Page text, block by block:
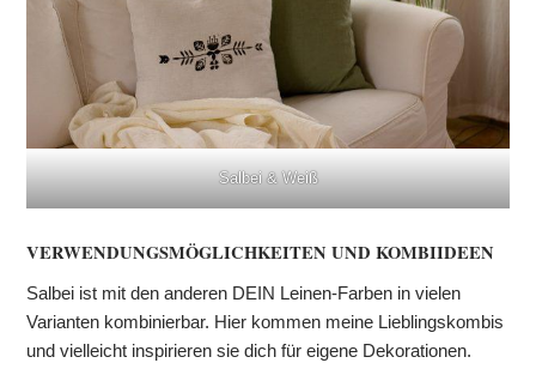
Salbei & Weiß
VERWENDUNGSMÖGLICHKEITEN UND KOMBIIDEEN
Salbei ist mit den anderen DEIN Leinen-Farben in vielen
Varianten kombinierbar. Hier kommen meine Lieblingskombis
und vielleicht inspirieren sie dich für eigene Dekorationen.